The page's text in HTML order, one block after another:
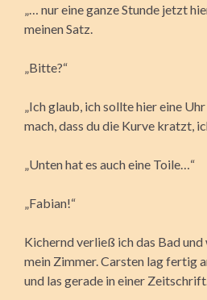
„… nur eine ganze Stunde jetzt
meinen Satz.
„Bitte?“
„Ich glaub, ich sollte hier eine
mach, dass du die Kurve kratzt,
„Unten hat es auch eine Toile…“
„Fabian!“
Kichernd verließ ich das Bad
mein Zimmer. Carsten lag fertig
und las gerade in einer Zeitschrift.